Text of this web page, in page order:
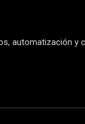
automatización y